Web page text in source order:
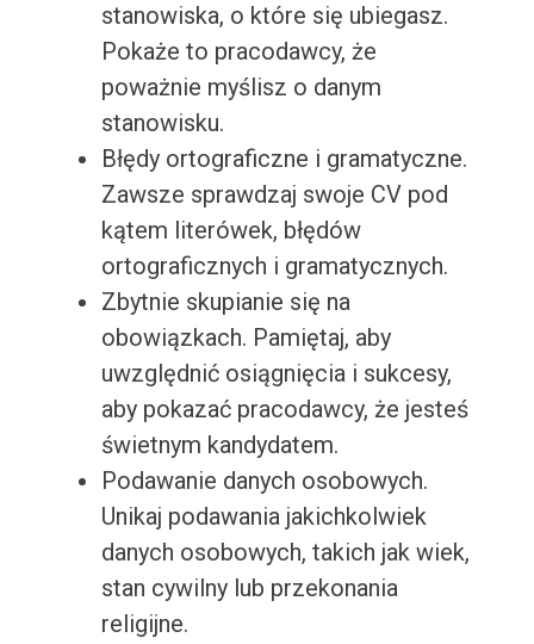
stanowiska, o które się ubiegasz.
Pokaże to pracodawcy, że
poważnie myślisz o danym
stanowisku.
Błędy ortograficzne i gramatyczne.
Zawsze sprawdzaj swoje CV pod
kątem literówek, błędów
ortograficznych i gramatycznych.
Zbytnie skupianie się na
obowiązkach. Pamiętaj, aby
uwzględnić osiągnięcia i sukcesy,
aby pokazać pracodawcy, że jesteś
świetnym kandydatem.
Podawanie danych osobowych.
Unikaj podawania jakichkolwiek
danych osobowych, takich jak wiek,
stan cywilny lub przekonania
religijne.